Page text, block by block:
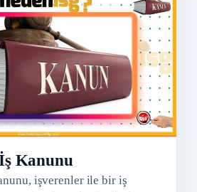
İş Kanunu
işverenler ile bir iş